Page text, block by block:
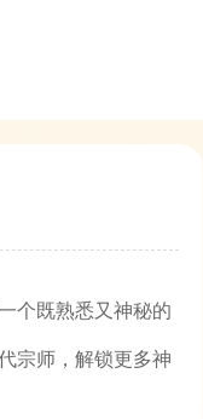
个既熟悉又神秘的
宗师，解锁更多神